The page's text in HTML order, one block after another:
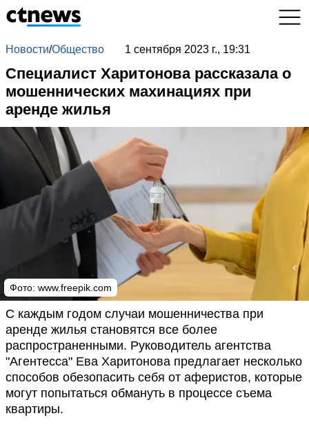
Новости/Общество 1 сентября 2023 г., 19:31
Специалист Харитонова рассказала о
мошеннических махинациях при
аренде жилья
Фото: www.freepik.com
С каждым годом случаи мошенничества при
аренде жилья становятся все более
распространенными. Руководитель агентства
"Агентесса" Ева Харитонова предлагает несколько
способов обезопасить себя от аферистов, которые
могут попытаться обмануть в процессе съема
квартиры.